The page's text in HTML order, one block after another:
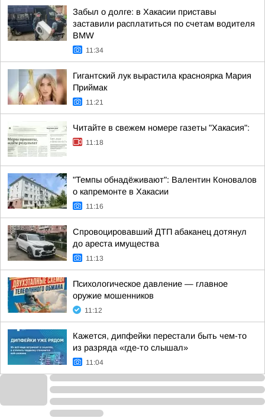
Забыл о долге: в Хакасии приставы
заставили расплатиться по счетам водителя
BMW
11:34
Гигантский лук вырастила красноярка Мария
Приймак
11:21
Читайте в свежем номере газеты "Хакасия":
11:18
"Темпы обнадёживают": Валентин Коновалов
о капремонте в Хакасии
11:16
Спровоцировавший ДТП абаканец дотянул
до ареста имущества
11:13
Психологическое давление — главное
оружие мошенников
11:12
Кажется, дипфейки перестали быть чем-то
из разряда «где-то слышал»
11:04